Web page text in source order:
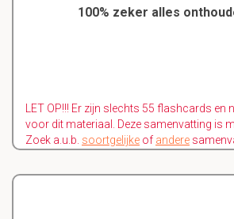
100% zeker alles
LET OP!!! Er zijn slechts 55 flashcards en
voor dit materiaal. Deze samenvatting is
Zoek a.u.b. soortgelijke of andere